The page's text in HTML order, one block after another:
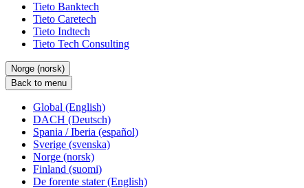
Tieto Banktech
Tieto Caretech
Tieto Indtech
Tieto Tech Consulting
Norge (norsk)
Back to menu
Global (English)
DACH (Deutsch)
Spania / Iberia (español)
Sverige (svenska)
Norge (norsk)
Finland (suomi)
De forente stater (English)